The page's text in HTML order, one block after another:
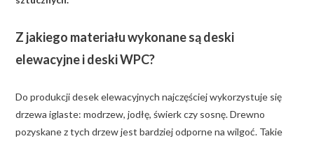
Z jakiego materiału wykonane są deski
elewacyjne i deski WPC?
Do produkcji desek elewacyjnych najczęściej wykorzystuje się
drzewa iglaste: modrzew, jodłę, świerk czy sosnę. Drewno
pozyskane z tych drzew jest bardziej odporne na wilgoć. Takie